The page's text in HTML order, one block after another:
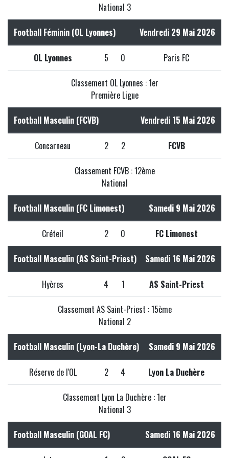
National 3
Football Féminin (OL Lyonnes) Vendredi 29 Mai 2026
OL Lyonnes 5 0 Paris FC
Classement OL Lyonnes : 1er
Première Ligue
Football Masculin (FCVB) Vendredi 15 Mai 2026
Concarneau 2 2 FCVB
Classement FCVB : 12ème
National
Football Masculin (FC Limonest) Samedi 9 Mai 2026
Créteil 2 0 FC Limonest
Football Masculin (AS Saint-Priest) Samedi 16 Mai 2026
Hyères 4 1 AS Saint-Priest
Classement AS Saint-Priest : 15ème
National 2
Football Masculin (Lyon-La Duchère) Samedi 9 Mai 2026
Réserve de l'OL 2 4 Lyon La Duchère
Classement Lyon La Duchère : 1er
National 3
Football Masculin (GOAL FC) Samedi 16 Mai 2026